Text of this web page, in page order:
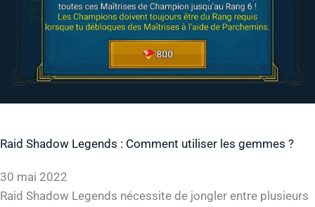
Raid Shadow Legends : Comment utiliser les gemmes ?
30 mai 2022
Raid Shadow Legends nécessite de jongler entre plusieurs